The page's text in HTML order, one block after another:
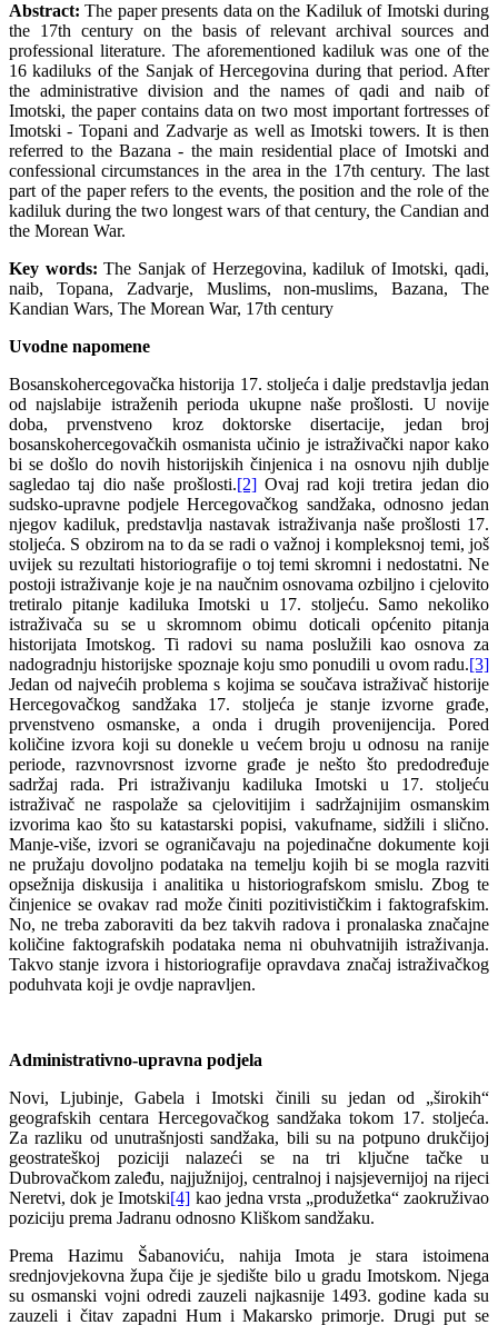
Abstract: The paper presents data on the Kadiluk of Imotski during
the 17th century on the basis of relevant archival sources and
professional literature. The aforementioned kadiluk was one of the
16 kadiluks of the Sanjak of Hercegovina during that period. After
the administrative division and the names of qadi and naib of
Imotski, the paper contains data on two most important fortresses of
Imotski - Topani and Zadvarje as well as Imotski towers. It is then
referred to the Bazana - the main residential place of Imotski and
confessional circumstances in the area in the 17th century. The last
part of the paper refers to the events, the position and the role of the
kadiluk during the two longest wars of that century, the Candian and
the Morean War.
Key words: The Sanjak of Herzegovina, kadiluk of Imotski, qadi,
naib, Topana, Zadvarje, Muslims, non-muslims, Bazana, The
Kandian Wars, The Morean War, 17th century
Uvodne napomene
Bosanskohercegovačka historija 17. stoljeća i dalje predstavlja jedan
od najslabije istraženih perioda ukupne naše prošlosti. U novije
doba, prvenstveno kroz doktorske disertacije, jedan broj
bosanskohercegovačkih osmanista učinio je istraživački napor kako
bi se došlo do novih historijskih činjenica i na osnovu njih dublje
sagledao taj dio naše prošlosti.[2]Ovaj rad koji tretira jedan dio
sudsko-upravne podjele Hercegovačkog sandžaka, odnosno jedan
njegov kadiluk, predstavlja nastavak istraživanja naše prošlosti 17.
stoljeća. S obzirom na to da se radi o važnoj i kompleksnoj temi, još
uvijek su rezultati historiografije o toj temi skromni i nedostatni. Ne
postoji istraživanje koje je na naučnim osnovama ozbiljno i cjelovito
tretiralo pitanje kadiluka Imotski u 17. stoljeću. Samo nekoliko
istraživača su se u skromnom obimu doticali općenito pitanja
historijata Imotskog. Ti radovi su nama poslužili kao osnova za
nadogradnju historijske spoznaje koju smo ponudili u ovom radu.[3]
Jedan od najvećih problema s kojima se součava istraživač historije
Hercegovačkog sandžaka 17. stoljeća je stanje izvorne građe,
prvenstveno osmanske, a onda i drugih provenijencija. Pored
količine izvora koji su donekle u većem broju u odnosu na ranije
periode, razvnovrsnost izvorne građe je nešto što predodređuje
sadržaj rada. Pri istraživanju kadiluka Imotski u 17. stoljeću
istraživač ne raspolaže sa cjelovitijim i sadržajnijim osmanskim
izvorima kao što su katastarski popisi, vakufname, sidžili i slično.
Manje-više, izvori se ograničavaju na pojedinačne dokumente koji
ne pružaju dovoljno podataka na temelju kojih bi se mogla razviti
opsežnija diskusija i analitika u historiografskom smislu. Zbog te
činjenice se ovakav rad može činiti pozitivističkim i faktografskim.
No, ne treba zaboraviti da bez takvih radova i pronalaska značajne
količine faktografskih podataka nema ni obuhvatnijih istraživanja.
Takvo stanje izvora i historiografije opravdava značaj istraživačkog
poduhvata koji je ovdje napravljen.
Administrativno-upravna podjela
Novi, Ljubinje, Gabela i Imotski činili su jedan od „širokih“
geografskih centara Hercegovačkog sandžaka tokom 17. stoljeća.
Za razliku od unutrašnjosti sandžaka, bili su na potpuno drukčijoj
geostrateškoj poziciji nalazeći se na tri ključne tačke u
Dubrovačkom zaleđu, najjužnijoj, centralnoj i najsjevernijoj na rijeci
Neretvi, dok je Imotski[4] kao jedna vrsta „produžetka“ zaokruživao
poziciju prema Jadranu odnosno Kliškom sandžaku.
Prema Hazimu Šabanoviću, nahija Imota je stara istoimena
srednjovjekovna župa čije je sjedište bilo u gradu Imotskom. Njega
su osmanski vojni odredi zauzeli najkasnije 1493. godine kada su
zauzeli i čitav zapadni Hum i Makarsko primorje. Drugi put se